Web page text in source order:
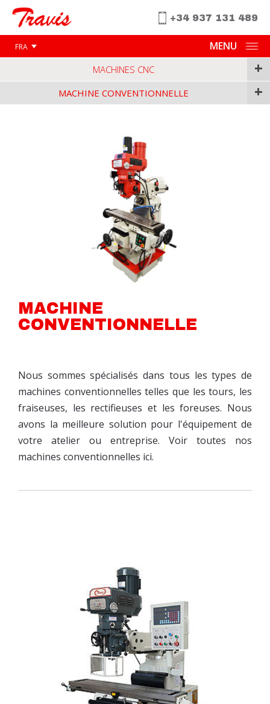
FRA
+34 937 131 489
MENU
MACHINES CNC +
MACHINE CONVENTIONNELLE +
MACHINE
CONVENTIONNELLE
Nous sommes spécialisés dans tous les types de
machines conventionnelles telles que les tours, les
fraiseuses, les rectifieuses et les foreuses. Nous
avons la meilleure solution pour l'équipement de
votre atelier ou entreprise. Voir toutes nos
machines conventionnelles ici.